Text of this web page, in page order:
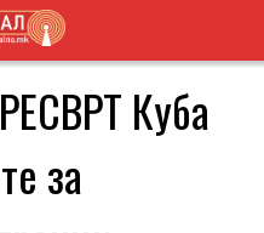
Куба
за